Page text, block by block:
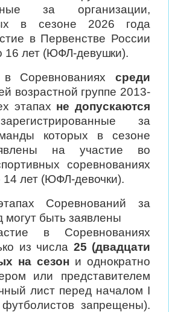
за
организации,
в сезоне 2026
года
в Первенстве России
16 лет (ЮФЛ-девушки).
в Соревнованиях среди
возрастной группе 2013-
этапах не допускаются
за
которых в сезоне
на участие во
соревнованиях
14 лет (ЮФЛ-девочки).
Соревнований за
могут быть заявлены
в Соревнованиях
из числа 25 (двадцати
на сезон и однократно
или представителем
лист перед началом I
запрещены).